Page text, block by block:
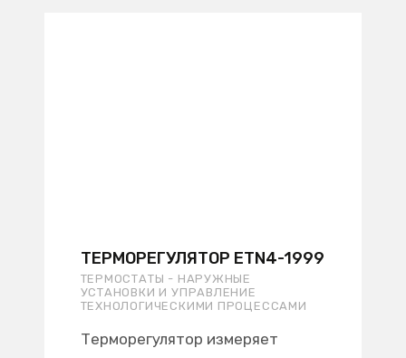
ТЕРМОРЕГУЛЯТОР ETN4-1999
ТЕРМОСТАТЫ - НАРУЖНЫЕ
УСТАНОВКИ И УПРАВЛЕНИЕ
ТЕХНОЛОГИЧЕСКИМИ ПРОЦЕССАМИ
Терморегулятор измеряет